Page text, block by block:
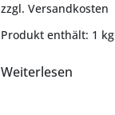
zzgl. Versandkosten
Produkt enthält: 1 kg
Weiterlesen